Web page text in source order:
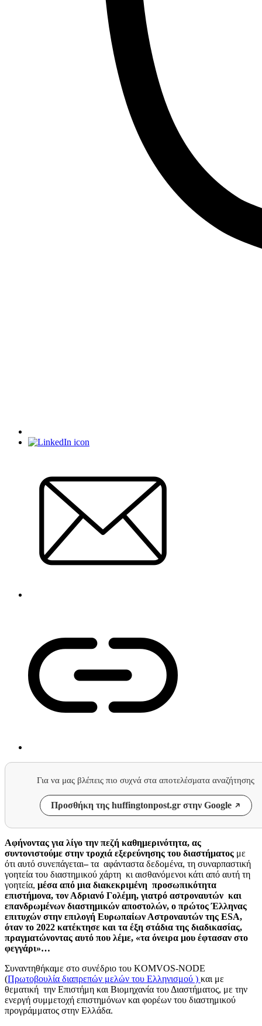
Για να μας βλέπεις πιο συχνά στα αποτελέσματα αναζήτησης
Προσθήκη της huffingtonpost.gr στην Google
Αφήνοντας για λίγο την πεζή καθημερινότητα, ας
συντονιστούμε στην τροχιά εξερεύνησης του διαστήματος με
ότι αυτό συνεπάγεται–τα αφάνταστα δεδομένα, τη συναρπαστική
γοητεία του διαστημικού χάρτη κι αισθανόμενοι κάτι από αυτή τη
γοητεία, μέσα από μια διακεκριμένη προσωπικότητα
επιστήμονα, τον Αδριανό Γολέμη, γιατρό αστροναυτών και
επανδρωμένων διαστημικών αποστολών, ο πρώτος Έλληνας
επιτυχών στην επιλογή Ευρωπαίων Αστροναυτών της ESA,
όταν το 2022 κατέκτησε και τα έξη στάδια της διαδικασίας,
πραγματώνοντας αυτό που λέμε, «τα όνειρα μου έφτασαν στο
φεγγάρι»…
Συναντηθήκαμε στο συνέδριο του KOMVOS-NODE
(Πρωτοβουλία διαπρεπών μελών του Ελληνισμού ) και με
θεματική την Eπιστήμη και Βιομηχανία του Διαστήματος, με την
ενεργή συμμετοχή επιστημόνων και φορέων του διαστημικού
προγράμματος στην Ελλάδα.